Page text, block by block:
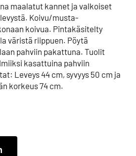
maalatut kannet ja valkoiset
Koivu/musta-
koivua. Pintakäsitelty
väristä riippuen. Pöytä
pahviin pakattuna. Tuolit
kasattuina pahviin
Leveys 44 cm, syvyys 50 cm ja
korkeus 74 cm.